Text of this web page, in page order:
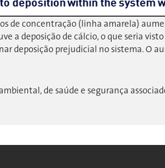
de concentração (linha amarela)
a deposição de cálcio, o que seria
deposição prejudicial no sistema. O
de saúde e segurança